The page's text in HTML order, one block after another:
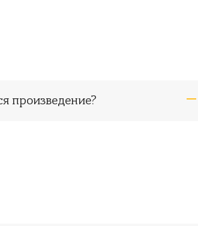
произведение?